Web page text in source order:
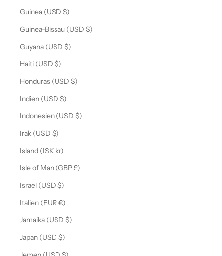
Guinea (USD $)
Guinea-Bissau (USD $)
Guyana (USD $)
Haiti (USD $)
Honduras (USD $)
Indien (USD $)
Indonesien (USD $)
Irak (USD $)
Island (ISK kr)
Isle of Man (GBP £)
Israel (USD $)
Italien (EUR €)
Jamaika (USD $)
Japan (USD $)